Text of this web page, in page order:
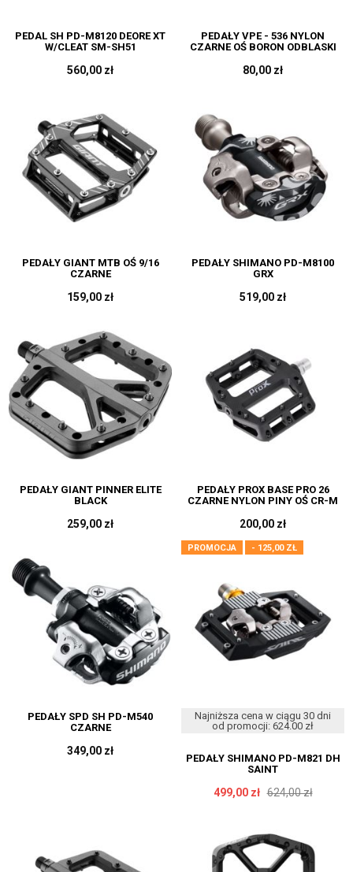
PEDAL SH PD-M8120 DEORE XT
W/CLEAT SM-SH51
560,00 zł
PEDAŁY VPE - 536 NYLON
CZARNE OŚ BORON ODBLASKI
80,00 zł
PEDAŁY GIANT MTB OŚ 9/16
CZARNE
159,00 zł
PEDAŁY SHIMANO PD-M8100
GRX
519,00 zł
PEDAŁY GIANT PINNER ELITE
BLACK
259,00 zł
PEDAŁY PROX BASE PRO 26
CZARNE NYLON PINY OŚ CR-M
200,00 zł
PEDAŁY SPD SH PD-M540
CZARNE
349,00 zł
PROMOCJA - 125,00 ZŁ
Najniższa cena w ciągu 30 dni
od promocji: 624.00 zł
PEDAŁY SHIMANO PD-M821 DH
SAINT
499,00 zł 624,00 zł